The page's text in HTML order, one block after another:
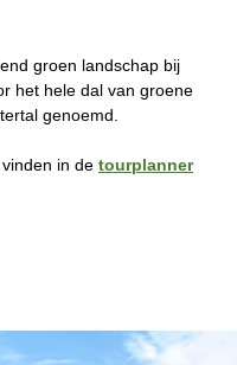
groen landschap bij
het hele dal van groene
genoemd.
in de tourplanner